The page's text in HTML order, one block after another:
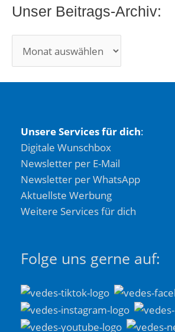
Unser Beitrags-Archiv:
Unsere Services für dich:
Digitale Wunschbox
Newsletter per E-Mail
Newsletter per WhatsApp
Aktuellste Werbung
Weitere Services für dich
Folge uns gerne auf: